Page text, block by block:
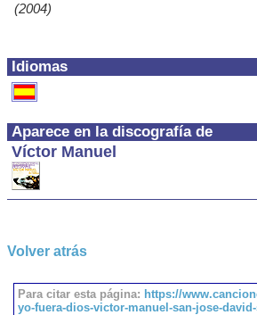
Idiomas
Aparece en la discografía de
Víctor Manuel
(2004)
Volver atrás
Para citar esta página: https://
yo-fuera-dios-victor-manuel-san-jose-